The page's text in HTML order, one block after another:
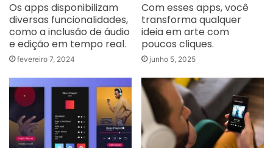
Os apps disponibilizam
diversas funcionalidades,
como a inclusão de áudio
e edição em tempo real.
fevereiro 7, 2024
Com esses apps, você
transforma qualquer
ideia em arte com
poucos cliques.
junho 5, 2025